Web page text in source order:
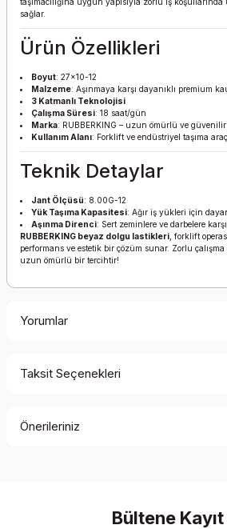
sağlar.
Ürün Özellikleri
Boyut: 27x10-12
Malzeme: Aşınmaya karşı dayanıklı premium
3 Katmanlı Teknolojisi
Çalışma Süresi: 18 saat/gün
Marka: RUBBERKING – uzun ömürlü ve
Kullanım Alanı: Forklift ve endüstriyel taşıma
Teknik Detaylar
Jant Ölçüsü: 8.00G-12
Yük Taşıma Kapasitesi: Ağır iş yükleri için
Aşınma Direnci: Sert zeminlere ve darbelere
RUBBERKING beyaz dolgu lastikleri , forklift
performans ve estetik bir çözüm sunar. Zorlu
uzun ömürlü bir tercihtir!
Yorumlar
Taksit Seçenekleri
Önerileriniz
Görüş ve önerileriniz için teşekkür ederiz.
Bültene Kayıt